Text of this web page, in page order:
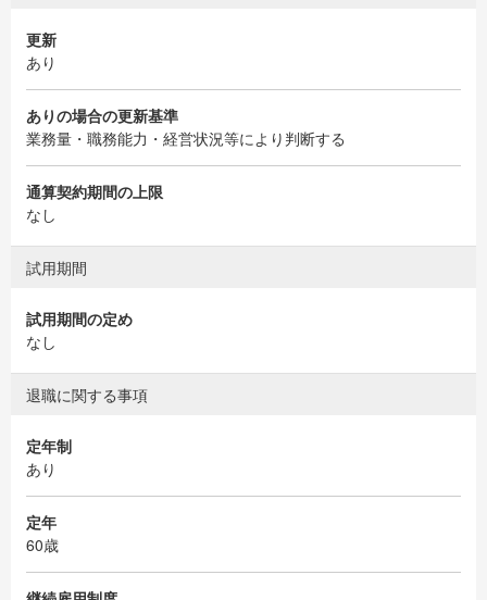
更新
あり
ありの場合の更新基準
業務量・職務能力・経営状況等により判断する
通算契約期間の上限
なし
試用期間
試用期間の定め
なし
退職に関する事項
定年制
あり
定年
60歳